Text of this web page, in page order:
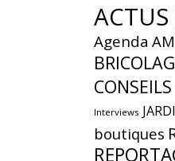
ACTUS
Agenda
Interviews
boutiques